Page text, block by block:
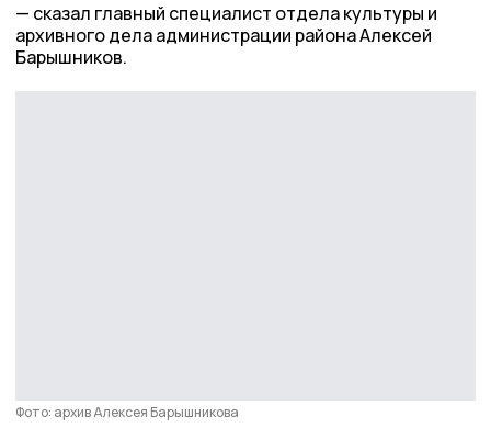
сказал главный специалист отдела культуры и
архивного дела администрации района Алексей
Барышников.
Фото: архив Алексея Барышникова